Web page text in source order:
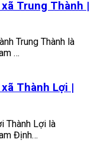
Trung Thành |
Trung Thành là
…
Thành Lợi |
Thành Lợi là
Định…